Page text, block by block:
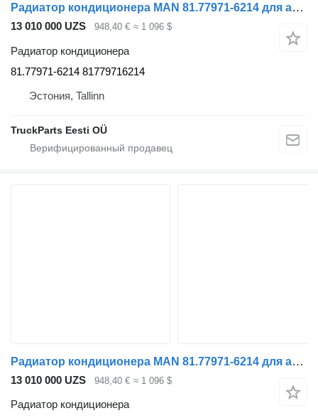
Радиатор кондиционера MAN 81.77971-6214 для автобуса MAN
13 010 000 UZS 948,40 € ≈ 1 096 $
Радиатор кондиционера
81.77971-6214 81779716214
Эстония, Tallinn
TruckParts Eesti OÜ
Радиатор кондиционера MAN 81.77971-6214 для автобуса MAN
13 010 000 UZS 948,40 € ≈ 1 096 $
Радиатор кондиционера